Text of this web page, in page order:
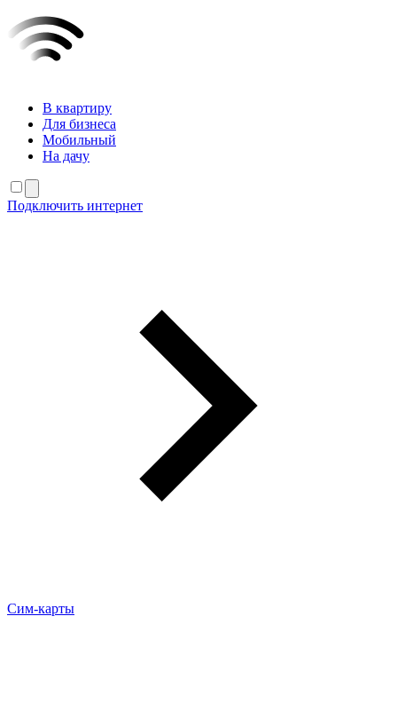
В квартиру
Для бизнеса
Мобильный
На дачу
Подключить интернет
Сим-карты